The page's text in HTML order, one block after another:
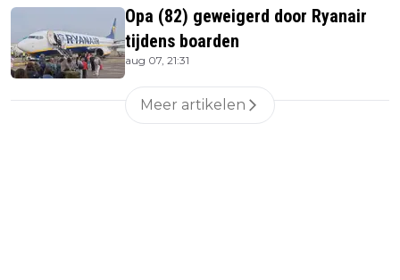
Opa (82) geweigerd door Ryanair
tijdens boarden
aug 07, 21:31
Meer artikelen